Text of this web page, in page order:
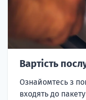
Вартість
Ознайомтесь з
входять до